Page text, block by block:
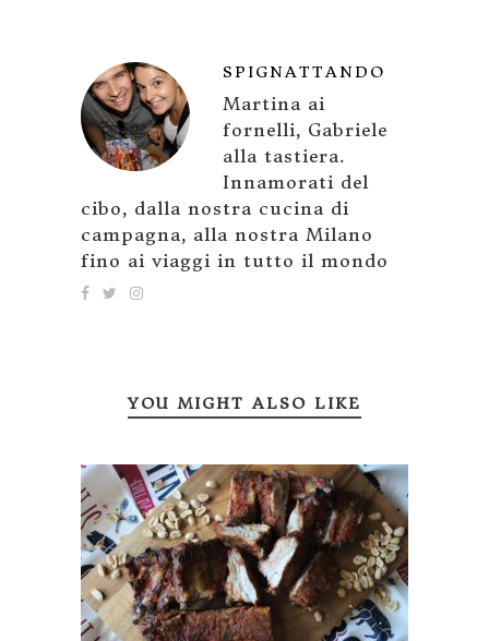
SPIGNATTANDO
Martina ai
fornelli, Gabriele
alla tastiera.
Innamorati del
cibo, dalla nostra cucina di
campagna, alla nostra Milano
fino ai viaggi in tutto il mondo
YOU MIGHT ALSO LIKE